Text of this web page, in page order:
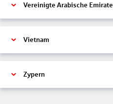
Vereinigte Arabische Emirate
Vietnam
Zypern